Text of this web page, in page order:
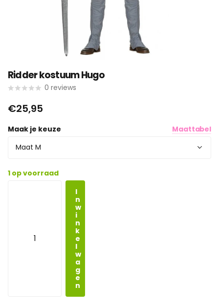
Ridder kostuum Hugo
0 reviews
€25,95
Maak je keuze Maattabel
1 op voorraad
I
n
w
i
n
k
e
l
w
a
g
e
n